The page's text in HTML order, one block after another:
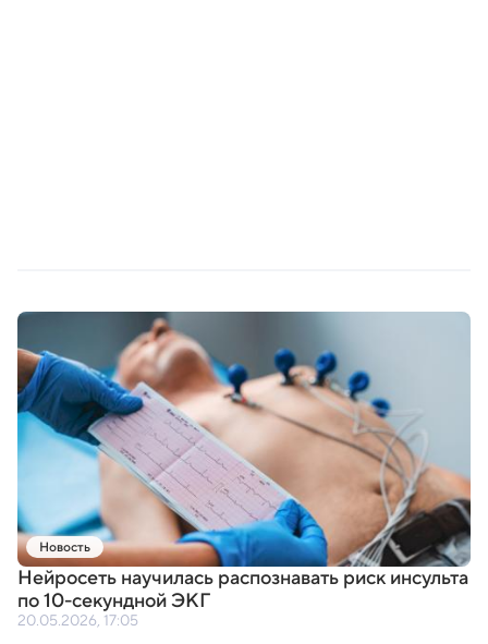
Новость
Нейросеть научилась распознавать риск инсульта
по 10-секундной ЭКГ
20.05.2026, 17:05